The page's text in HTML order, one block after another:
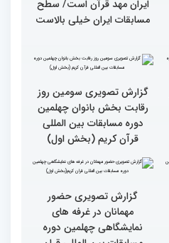
متسابقان
هشت بار مقام اول رشته
و آلمان کسب کرده ام
ایران مهد قرآن است/ سطح
مسابقات ایران خیلی بالاست